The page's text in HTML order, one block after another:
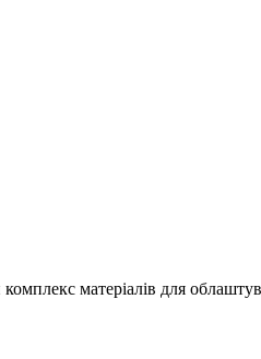
матеріалів для